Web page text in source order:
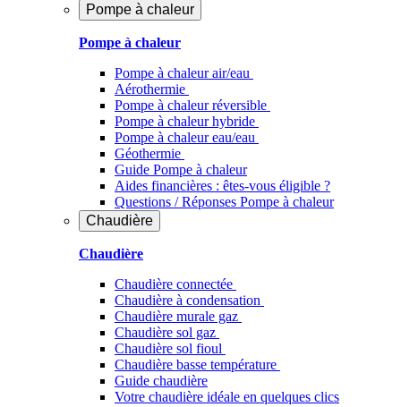
Pompe à chaleur
Pompe à chaleur
Pompe à chaleur air/eau
Aérothermie
Pompe à chaleur réversible
Pompe à chaleur hybride
Pompe à chaleur​ eau/eau
Géothermie
Guide Pompe à chaleur
Aides financières : êtes-vous éligible ?
Questions / Réponses Pompe à chaleur
Chaudière
Chaudière
Chaudière connectée
Chaudière à condensation
Chaudière murale gaz
Chaudière sol gaz
Chaudière sol fioul
Chaudière basse température
Guide chaudière
Votre chaudière idéale en quelques clics